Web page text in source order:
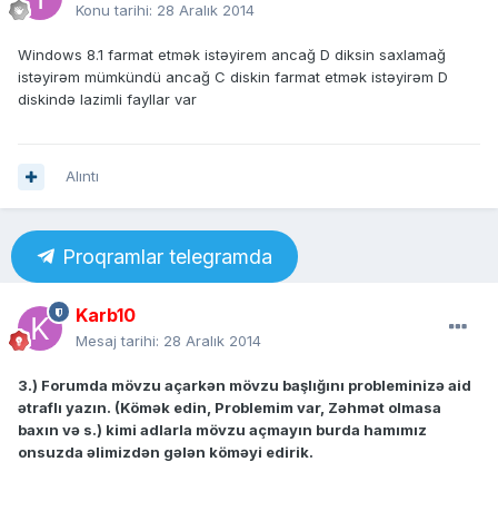
Konu tarihi: 28 Aralık 2014
Windows 8.1 farmat etmək istəyirem ancağ D diksin saxlamağ
istəyirəm mümkündü ancağ C diskin farmat etmək istəyirəm D
diskində lazimli fayllar var
Alıntı
Proqramlar telegramda
Karb10
Mesaj tarihi: 28 Aralık 2014
3.) Forumda mövzu açarkən mövzu başlığını probleminizə aid
ətraflı yazın. (Kömək edin, Problemim var, Zəhmət olmasa
baxın və s.) kimi adlarla mövzu açmayın burda hamımız
onsuzda əlimizdən gələn köməyi edirik.